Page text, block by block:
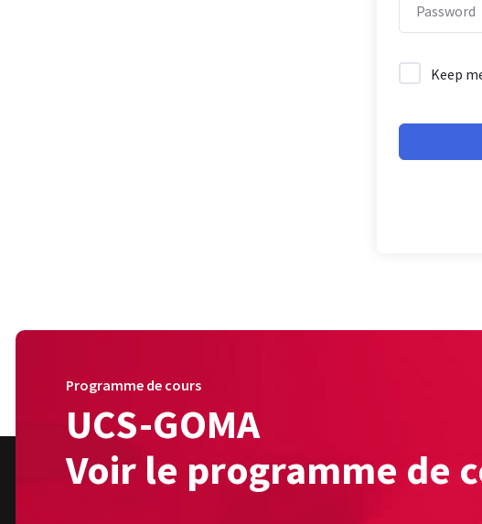
Keep
Programme de cours
UCS-GOMA
Voir le programme de